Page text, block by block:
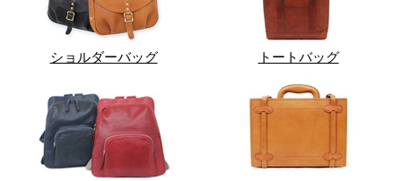
ショルダーバッグ トートバッグ